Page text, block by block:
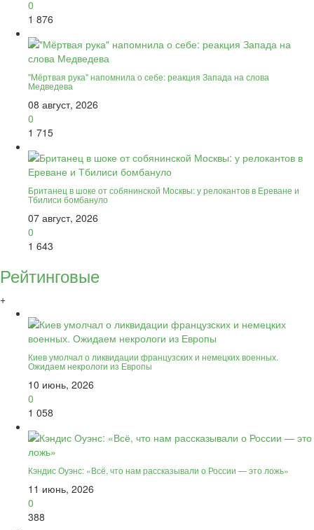
0
1 876
"Мёртвая рука" напомнила о себе: реакция Запада на слова
Медведева
08 август, 2026
0
1 715
Британец в шоке от собянинской Москвы: у релокантов в Ереване и
Тбилиси бомбануло
07 август, 2026
0
1 643
Рейтинговые
+
Киев умолчал о ликвидации французских и немецких военных.
Ожидаем некрологи из Европы
10 июнь, 2026
0
1 058
Кэндис Оуэнс: «Всё, что нам рассказывали о России — это ложь»
11 июнь, 2026
0
388